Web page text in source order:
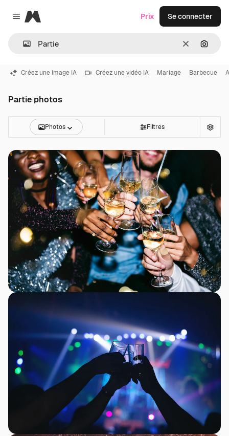
Close menu
Magnific
Effacer
Prix Se connecter
Créez une image IA Créez une vidéo IA Mariage Barbecue
Partie photos
Photos Filtres